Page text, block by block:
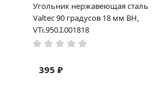
Угольник нержавеющая сталь
Valtec 90 градусов 18 мм ВН,
VTi.950.I.001818
395 ₽